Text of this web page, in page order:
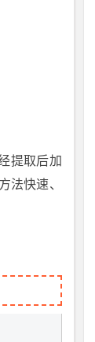
提取后加
法快速、